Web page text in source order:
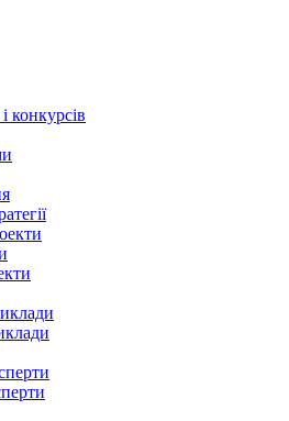
конкурсів